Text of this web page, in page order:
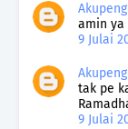
amin ya
9 Julai
tak pe
9 Julai